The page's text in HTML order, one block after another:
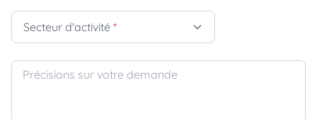
Secteur d'activité *
Précisions sur votre demande